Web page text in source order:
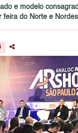
e modelo
feira do Norte e